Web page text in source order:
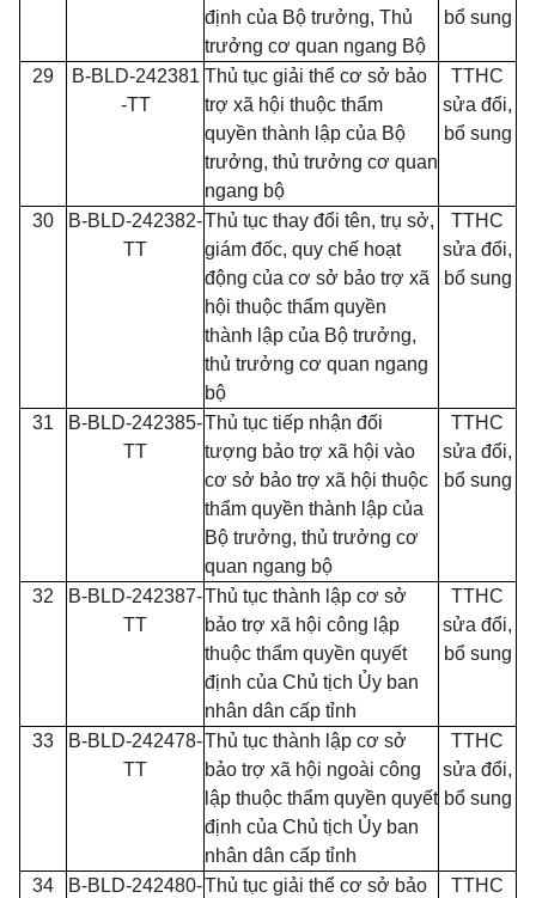
định của Bộ trưởng, Thủ
trưởng cơ quan ngang Bộ
bổ sung
29
B-BLD-242381
-TT
Thủ tục giải thể cơ sở bảo
trợ xã hội thuộc thẩm
quyền thành lập của Bộ
trưởng, thủ trưởng cơ quan
ngang bộ
TTHC
sửa đổi,
bổ sung
30
B-BLD-242382-
TT
Thủ tục thay đổi tên, trụ sở,
giám đốc, quy chế hoạt
động của cơ sở bảo trợ xã
hội thuộc thẩm quyền
thành lập của Bộ trưởng,
thủ trưởng cơ quan ngang
bộ
TTHC
sửa đổi,
bổ sung
31
B-BLD-242385-
TT
Thủ tục tiếp nhận đối
tượng bảo trợ xã hội vào
cơ sở bảo trợ xã hội thuộc
thẩm quyền thành lập của
Bộ trưởng, thủ trưởng cơ
quan ngang bộ
TTHC
sửa đổi,
bổ sung
32
B-BLD-242387-
TT
Thủ tục thành lập cơ sở
bảo trợ xã hội công lập
thuộc thẩm quyền quyết
định của Chủ tịch Ủy ban
nhân dân cấp tỉnh
TTHC
sửa đổi,
bổ sung
33
B-BLD-242478-
TT
Thủ tục thành lập cơ sở
bảo trợ xã hội ngoài công
lập thuộc thẩm quyền quyết
định của Chủ tịch Ủy ban
nhân dân cấp tỉnh
TTHC
sửa đổi,
bổ sung
34
B-BLD-242480-Thủ tục giải thể cơ sở bảo
TTHC